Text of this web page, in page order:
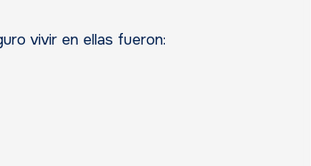
vivir en ellas fueron: